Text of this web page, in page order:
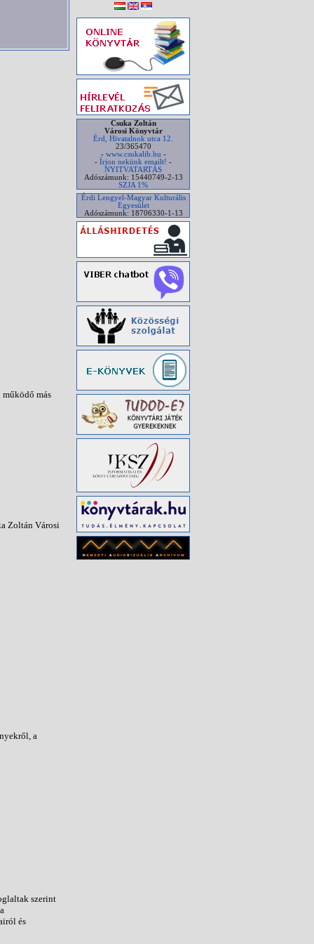
más
Zoltán Városi
a
szerint
és
Csuka Zoltán
Városi Könyvtár
Érd, Hivatalnok utca 12.
23/365470
- www.csukalib.hu -
- Írjon nekünk emailt! -
NYITVATARTÁS
Adószámunk: 15440749-2-13
SZJA 1%
Érdi Lengyel-Magyar Kulturális
Egyesület
Adószámunk: 18706330-1-13